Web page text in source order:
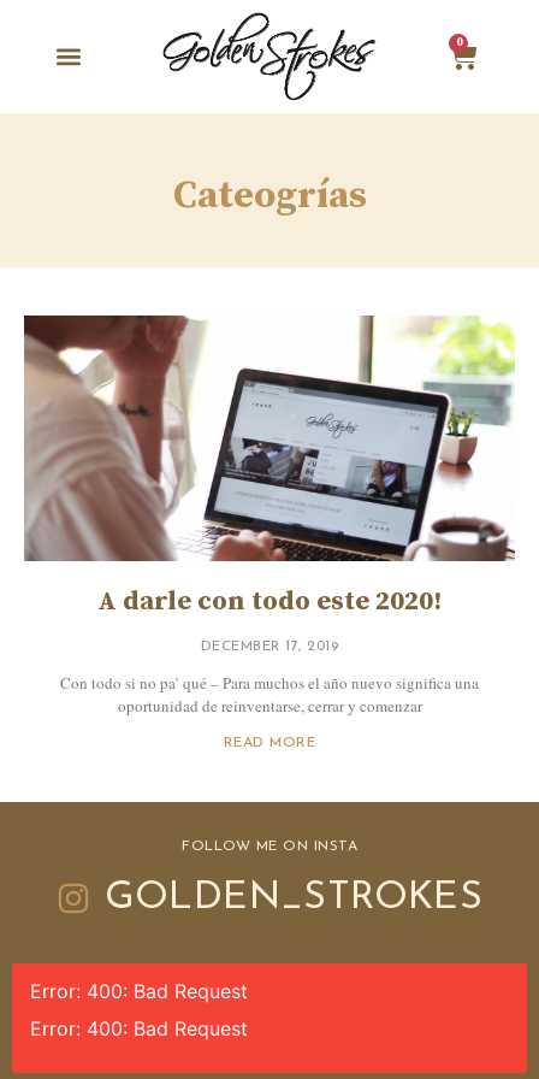
0
Cateogrías
A darle con todo este 2020!
DECEMBER 17, 2019
Con todo si no pa’ qué – Para muchos el año nuevo significa una
oportunidad de reinventarse, cerrar y comenzar
READ MORE
FOLLOW ME ON INSTA
GOLDEN_STROKES
Error: 400: Bad Request
Error: 400: Bad Request